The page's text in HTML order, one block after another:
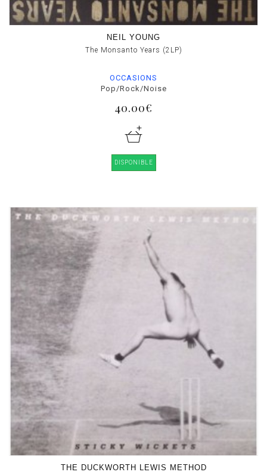
NEIL YOUNG
The Monsanto Years (2LP)
OCCASIONS
Pop/Rock/Noise
40.00€
DISPONIBLE
THE DUCKWORTH LEWIS METHOD